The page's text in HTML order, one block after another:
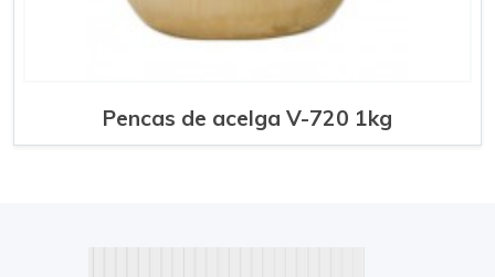
Pencas de acelga V-720 1kg